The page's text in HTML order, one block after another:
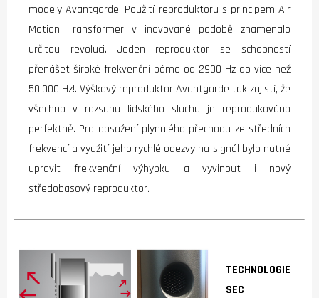
modely Avantgarde. Použití reproduktoru s principem Air
Motion Transformer v inovované podobě znamenalo
určitou revoluci. Jeden reproduktor se schopností
přenášet široké frekvenční pámo od 2900 Hz do více než
50.000 Hz!. Výškový reproduktor Avantgarde tak zajistí, že
všechno v rozsahu lidského sluchu je reprodukováno
perfektně. Pro dosažení plynulého přechodu ze středních
frekvencí a využití jeho rychlé odezvy na signál bylo nutné
upravit frekvenční výhybku a vyvinout i nový
středobasový reproduktor.
TECHNOLOGIE
SEC